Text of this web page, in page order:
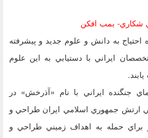
شكاري- بمب افكن
به دانش و علوم جديد و پيشرفته
ايراني با دستيابي به اين علوم
هواپيماي جنگنده ايراني با نام «آذرخش» در
ارتش جمهوري اسلامي ايران طراحي و
حمله به اهداف زميني طراحي و